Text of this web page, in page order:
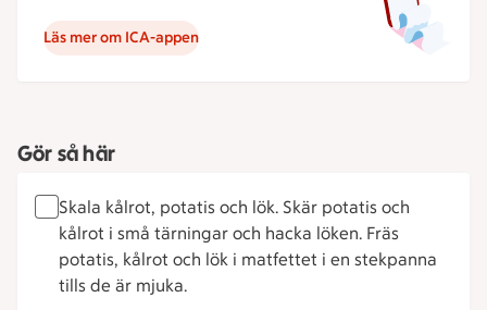
Läs mer om ICA-appen
Gör så här
Skala kålrot, potatis och lök. Skär potatis och
kålrot i små tärningar och hacka löken. Fräs
potatis, kålrot och lök i matfettet i en stekpanna
tills de är mjuka.